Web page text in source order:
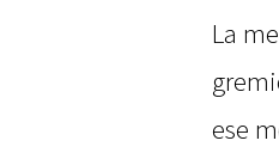
La
ese